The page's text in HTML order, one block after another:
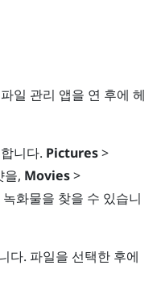
일 관리 앱을 연 후에 헤
니다. Pictures>
을, Movies>
화물을 찾을 수 있습니
다. 파일을 선택한 후에